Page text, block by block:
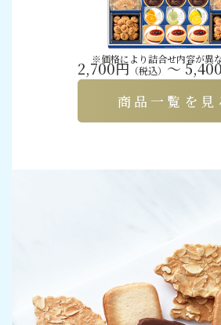
※価格により詰合せ内容が異な
2,700円 （税込） ～
商品一覧を見